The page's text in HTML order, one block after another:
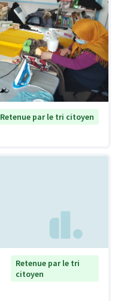
Retenue par le tri citoyen
Retenue par le tri
citoyen